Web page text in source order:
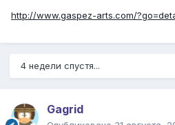
http://www.gaspez-arts.com/
4 недели спустя...
Gagrid